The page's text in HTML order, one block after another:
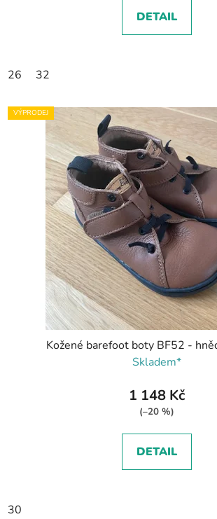
DETAIL
26 32
VÝPRODEJ
Kožené barefoot boty BF52 -
Skladem*
1 148 Kč
(–20 %)
DETAIL
30